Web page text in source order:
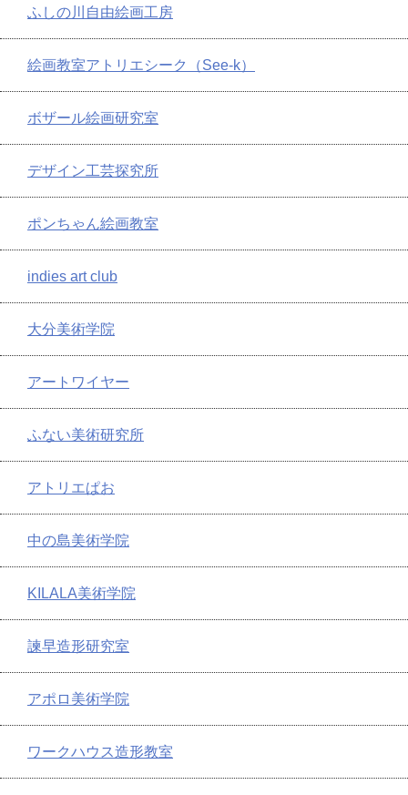
ふしの川自由絵画工房
絵画教室アトリエシーク（See-k）
ボザール絵画研究室
デザイン工芸探究所
ポンちゃん絵画教室
indies art club
大分美術学院
アートワイヤー
ふない美術研究所
アトリエぱお
中の島美術学院
KILALA美術学院
諫早造形研究室
アポロ美術学院
ワークハウス造形教室